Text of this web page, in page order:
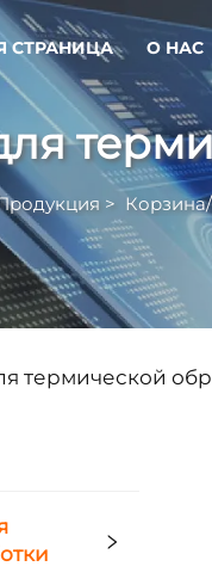
СТРАНИЦА О НАС
>
термической